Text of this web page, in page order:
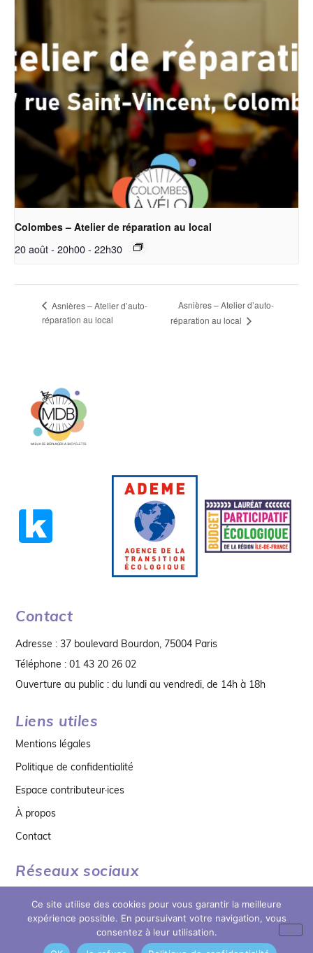
Colombes – Atelier de réparation au local
20 août - 20h00- 22h30
Asnières – Atelier d’auto-
réparation au local
Asnières – Atelier d’auto-
réparation au local
Contact
Adresse : 37 boulevard Bourdon, 75004 Paris
Téléphone : 01 43 20 26 02
Ouverture au public : du lundi au vendredi, de 14h à 18h
Liens utiles
Mentions légales
Politique de confidentialité
Espace contributeur·ices
À propos
Contact
Réseaux sociaux
Ce site utilise des cookies pour vous garantir la meilleure
expérience possible. En poursuivant votre navigation, vous
consentez à leur utilisation.